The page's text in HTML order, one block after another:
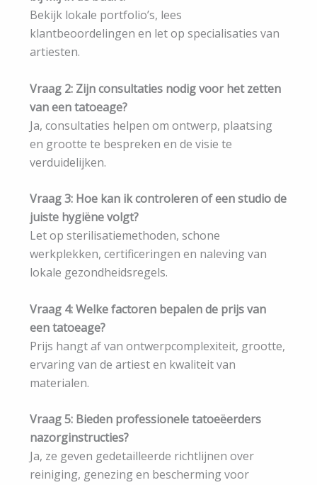
Bekijk lokale portfolio’s, lees
klantbeoordelingen en let op specialisaties van
artiesten.
Vraag 2: Zijn consultaties nodig voor het zetten
van een tatoeage?
Ja, consultaties helpen om ontwerp, plaatsing
en grootte te bespreken en de visie te
verduidelijken.
Vraag 3: Hoe kan ik controleren of een studio de
juiste hygiëne volgt?
Let op sterilisatiemethoden, schone
werkplekken, certificeringen en naleving van
lokale gezondheidsregels.
Vraag 4: Welke factoren bepalen de prijs van
een tatoeage?
Prijs hangt af van ontwerpcomplexiteit, grootte,
ervaring van de artiest en kwaliteit van
materialen.
Vraag 5: Bieden professionele tatoeëerders
nazorginstructies?
Ja, ze geven gedetailleerde richtlijnen over
reiniging, genezing en bescherming voor